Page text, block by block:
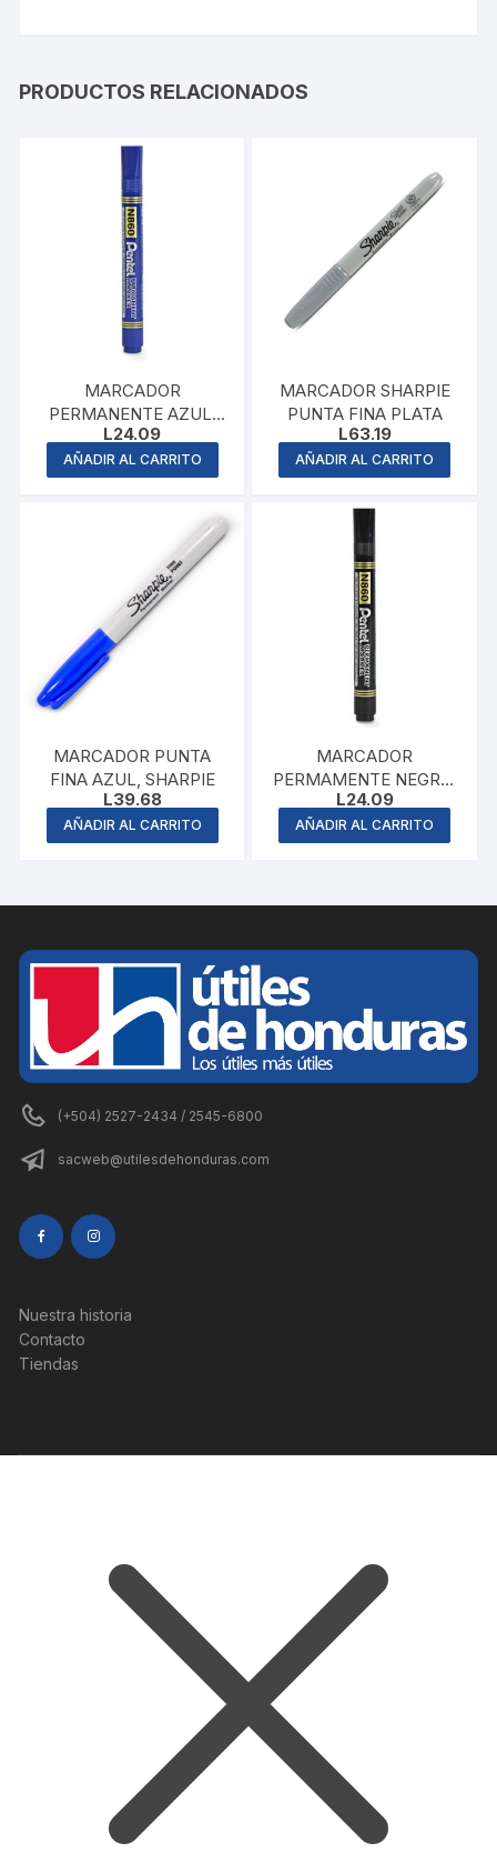
PRODUCTOS RELACIONADOS
MARCADOR
PERMANENTE AZUL,
PENTEL
L24.09
AÑADIR AL CARRITO
MARCADOR SHARPIE
PUNTA FINA PLATA
L63.19
AÑADIR AL CARRITO
MARCADOR PUNTA
FINA AZUL, SHARPIE
L39.68
AÑADIR AL CARRITO
MARCADOR
PERMAMENTE NEGRO,
PENTEL
L24.09
AÑADIR AL CARRITO
(+504) 2527-2434 / 2545-6800
sacweb@utilesdehonduras.com
Nuestra historia
Contacto
Tiendas